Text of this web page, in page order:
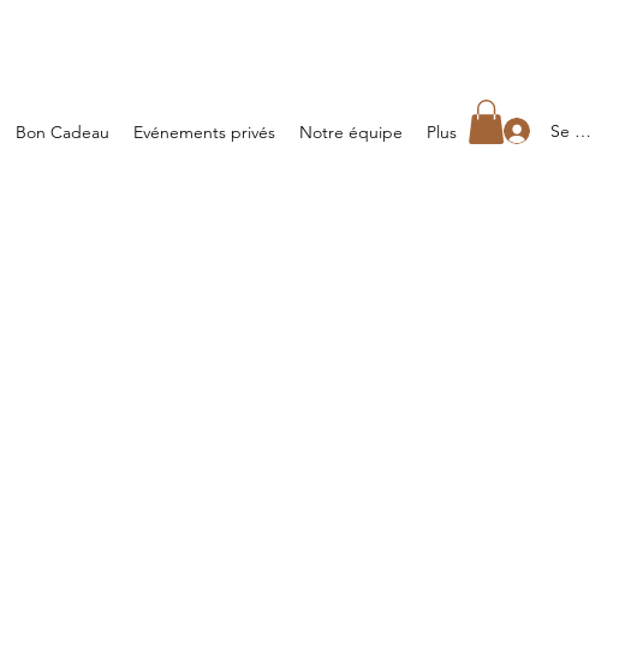
Se
Bon Cadeau Evénements privés Notre équipe Plus